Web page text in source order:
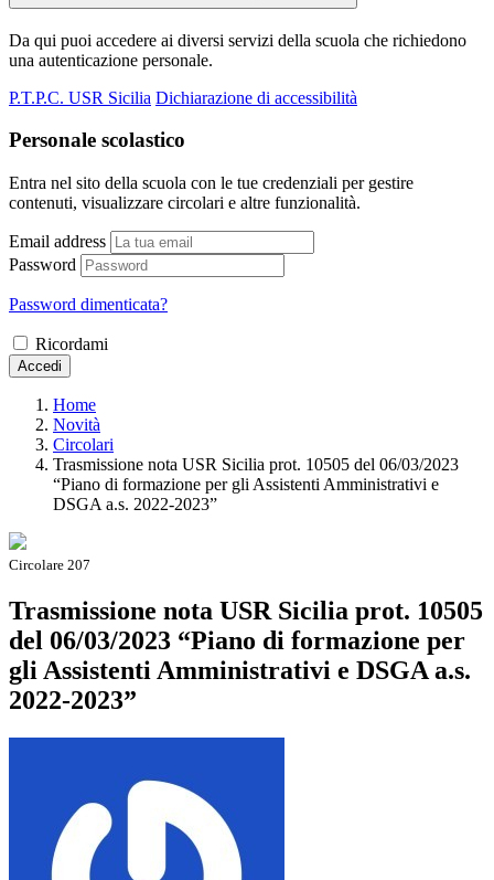
Da qui puoi accedere ai diversi servizi della scuola che richiedono
una autenticazione personale.
P.T.P.C. USR Sicilia Dichiarazione di accessibilità
Personale scolastico
Entra nel sito della scuola con le tue credenziali per gestire
contenuti, visualizzare circolari e altre funzionalità.
Email address
Password
Password dimenticata?
Ricordami
Accedi
Home
Novità
Circolari
Trasmissione nota USR Sicilia prot. 10505 del 06/03/2023
“Piano di formazione per gli Assistenti Amministrativi e
DSGA a.s. 2022-2023”
Circolare 207
Trasmissione nota USR Sicilia prot. 10505
del 06/03/2023 “Piano di formazione per
gli Assistenti Amministrativi e DSGA a.s.
2022-2023”